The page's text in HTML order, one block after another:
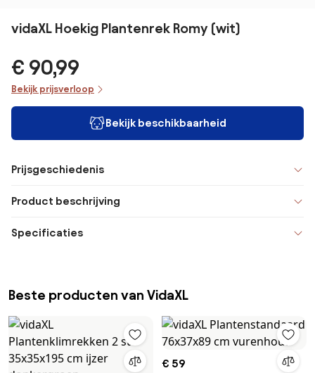
vidaXL Hoekig Plantenrek Romy (wit)
€ 90,99
Bekijk prijsverloop
Bekijk beschikbaarheid
Prijsgeschiedenis
Product beschrijving
Specificaties
Beste producten van VidaXL
€ 59